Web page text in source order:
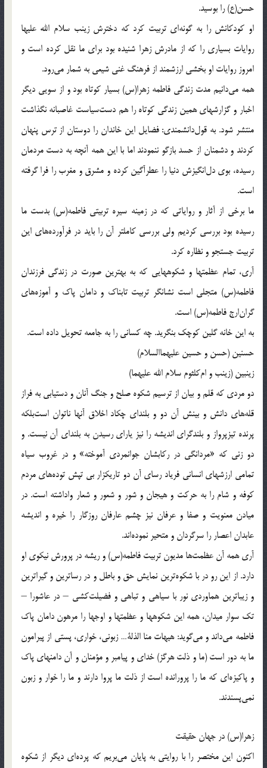
حسن(ع) را بوسيد.
او كودكانش را به گونه‌اى تربيت كرد كه دخترش زينب سلام الله عليها
روايات بسيارى را كه از مادرش زهرا شنيده بود براى ما نقل كرده است و
امروز روايات او بخشى ارزشمند از فرهنگ غنى شيعى به شمار مى‌رود.
همه مى‌دانيم مدت زندگى فاطمه زهرا(س) بسيار كوتاه بود و از سويى ديگر
اخبار و گزارشهاى همين زندگى كوتاه را هم دست‌سياست غاصبانه نگذاشت
منتشر شود. به قول‌دانشمندى: فضايل اين خاندان را دوستان از ترس پنهان
كردند و دشمنان از حسد بازگو ننمودند اما با اين همه آنچه به دست مردمان
رسيده، بوى دل‌انگيزش دنيا را عطرآگين كرده و مشرق و مغرب را فرا گرفته
است.
ما برخى از آثار و رواياتى كه در زمينه سيره تربيتى فاطمه(س) بدست ما
رسيده بود بررسى كرديم ولى بررسى كاملتر آن را بايد در فرآورده‌هاى اين
تربيت جستجو و نظاره كرد.
آرى، تمام عظمتها و شكوههايى كه به بهترين صورت در زندگى فرزندان
فاطمه(س) متجلى است نشانگر تربيت تابناك و دامان پاك و آموزه‌هاى
گران‌ارج فاطمه(س) است.
به اين خانه گلين كوچك بنگريد. چه كسانى را به جامعه تحويل داده است.
حسنين (حسن و حسين عليهماالسلام)
زينبين (زينب و ام‌كلثوم سلام الله عليهما)
دو مردى كه قلم و بيان از ترسيم شكوه صلح و جنگ آنان و دستيابى به فراز
قله‌هاى دانش و بينش آن دو و بلنداى چكاد اخلاق آنها ناتوان است‌بلكه
پرنده تيزپرواز و بلندگراى انديشه را نيز ياراى رسيدن به بلنداى آن نيست. و
دو زنى كه «مردانگى در ركابشان جوانمردى آموخته‌» و در غروب سياه
تمامى ارزشهاى انسانى فرياد رساى آن دو تاريكزار بى تپش توده‌هاى مردم
كوفه و شام را به حركت و هيجان و شور و شعور و شعار واداشته است. در
ميادن معنويت و صفا و عرفان نيز چشم عارفان روزگار را خيره و انديشه
عابدان اعصار را سرگردان و متحير نموده‌اند.
آرى همه آن عظمت‌ها مديون تربيت فاطمه(س) و ريشه در پرورش نيكوى او
دارد. از اين رو در با شكوه‌ترين نمايش حق و باطل و در رساترين و گيراترين
و زيباترين هماوردى نور با سياهى و تباهى و فضيلت‌كشى – در عاشورا –
تك سوار ميدان، همه اين شكوهها و عظمتها و اوجها را مرهون دامان پاك
فاطمه مى‌داند و مى‌گويد: هيهات منا الذلة… زبونى، خوارى، پستى از پيرامون
ما به دور است (ما و ذلت هرگز) خداى و پيامبر و مؤمنان و آن دامنهاى پاك
و پاكيزه‌اى كه ما را پرورانده است از ذلت ما پروا دارند و ما را خوار و زبون
نمى‌پسندند.
زهرا(س) در جهان حقيقت
اكنون اين مختصر را با روايتى به پايان مى‌بريم كه پرده‌اى ديگر از شكوه